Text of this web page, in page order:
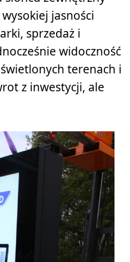
jasności
sprzedaż i
widoczność
terenach i
z inwestycji, ale